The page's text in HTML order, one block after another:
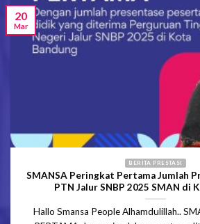
BERITA PRESTASI
SMANSA Peringkat Pertama Jumlah
PTN Jalur SNBP 2025 SMAN di
Hallo Smansa People Alhamdulillah..
20
Mar